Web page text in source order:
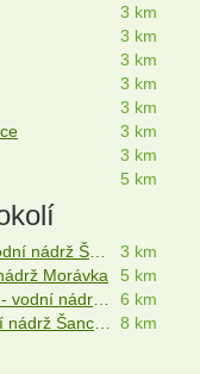
3 km
3 km
3 km
3 km
3 km
3 km
3 km
5 km
3 km
Morávka
5 km
6 km
8 km